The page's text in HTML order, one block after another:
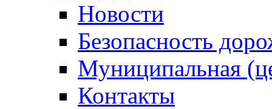
Новости
Безопасность
Муниципальная
Контакты